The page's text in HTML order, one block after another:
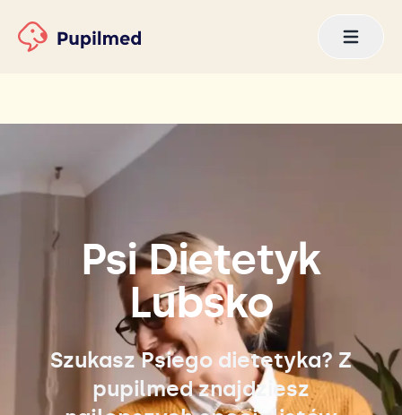
Psi Dietetyk
Lubsko
Szukasz Psiego dietetyka? Z
pupilmed znajdziesz